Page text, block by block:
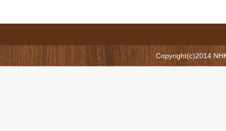
Copyright(c)2014